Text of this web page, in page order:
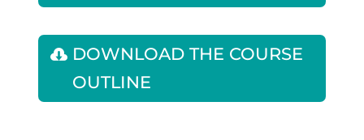
DOWNLOAD THE COURSE
OUTLINE